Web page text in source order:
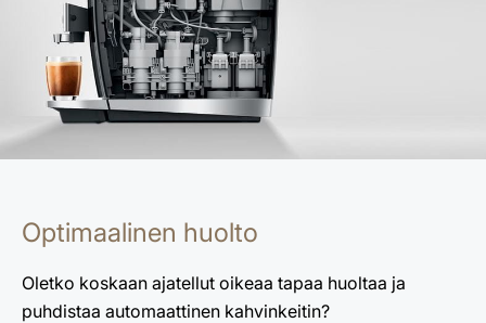
Optimaalinen huolto
Oletko koskaan ajatellut oikeaa tapaa huoltaa ja
puhdistaa automaattinen kahvinkeitin?